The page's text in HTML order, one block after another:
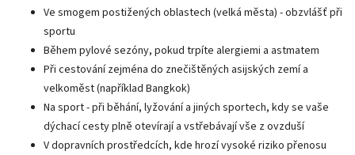
Ve smogem postižených oblastech (velká města) - obzvlášť při
sportu
Během pylové sezóny, pokud trpíte alergiemi a astmatem
Při cestování zejména do znečištěných asijských zemí a
velkoměst (například Bangkok)
Na sport - při běhání, lyžování a jiných sportech, kdy se vaše
dýchací cesty plně otevírají a vstřebávají vše z ovzduší
V dopravních prostředcích, kde hrozí vysoké riziko přenosu